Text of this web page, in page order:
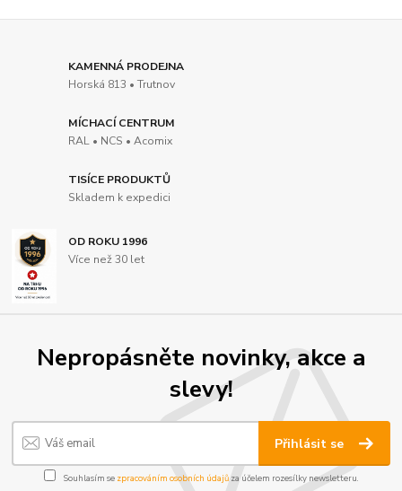
KAMENNÁ PRODEJNA
Horská 813 • Trutnov
MÍCHACÍ CENTRUM
RAL • NCS • Acomix
TISÍCE PRODUKTŮ
Skladem k expedici
OD ROKU 1996
Více než 30 let
Nepropásněte novinky, akce a
slevy!
Přihlásit se
Souhlasím se zpracováním osobních údajůza účelem rozesílky newsletteru.